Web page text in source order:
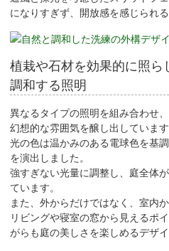
になりすぎず、開放感を感じられ
植栽や石材を効果的に照ら
調和する照明
異なるタイプの照明を組み合わせ
幻想的な雰囲気を醸し出しています
光の色は温かみのある電球色を基
を演出しました。
強すぎない光量に調整し、庭全体
ています。
また、外からだけではなく、室内
リビングや寝室の窓から見えるポ
がらも庭の美しさを楽しめるデザイ